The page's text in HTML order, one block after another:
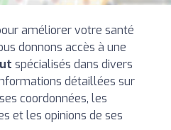
améliorer votre santé
donnons accès à une
spécialisés dans divers
détaillées sur
coordonnées, les
et les opinions de ses